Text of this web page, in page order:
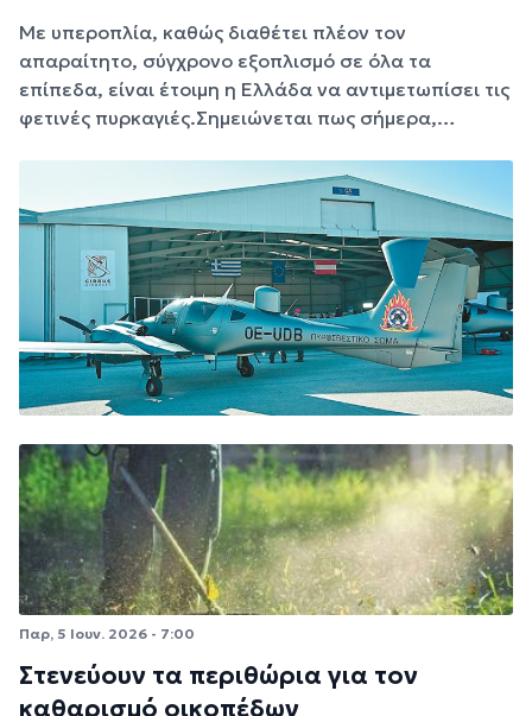
Με υπεροπλία, καθώς διαθέτει πλέον τον
απαραίτητο, σύγχρονο εξοπλισμό σε όλα τα
επίπεδα, είναι έτοιμη η Ελλάδα να αντιμετωπίσει τις
φετινές πυρκαγιές.Σημειώνεται πως σήμερα,…
Παρ, 5 Ιουν. 2026 - 7:00
Στενεύουν τα περιθώρια για τον
καθαρισμό οικοπέδων